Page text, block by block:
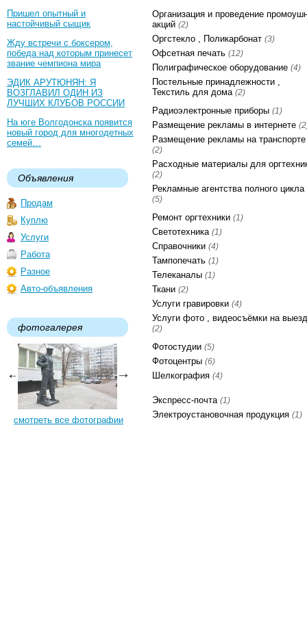
Пришел опытный и
настойчивый сыщик
Жду встречи с боксером,
победа над которым принесет
звание чемпиона мира
ЭДИК АРУТЮНЯН: Я
ВОЗГЛАВИЛ ОДИН ИЗ
ЛУЧШИХ КЛУБОВ РОССИИ
На юге Волгодонска появится
новый город для многодетных
семей…
Объявления
Продам
Куплю
Услуги
Работа
Разное
Авто-объявления
фотогалерея
смотреть все фотографии
Организация и проведение
акций (2)
Оргстекло , Поликарбонат (3)
Офсетная печать (12)
Полиграфическое оборудование (4)
Постельные принадлежности ,
Текстиль для дома (2)
Радиоэлектронные приборы (1)
Размещение рекламы в интернете
Размещение рекламы на транспорте
(2)
Расходные материалы для
(2)
Рекламные агентства полного цикла
(5)
Ремонт оргтехники (1)
Светотехника (1)
Справочники (4)
Тампопечать (1)
Телеканалы (1)
Ткани (2)
Услуги гравировки (4)
Услуги фото , видеосъёмки на
(2)
Фотостудии (5)
Фотоцентры (6)
Шелкография (4)
Экспресс-почта (1)
Электроустановочная продукция (1)